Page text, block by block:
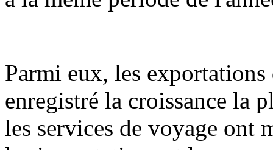
Parmi eux, les
enregistré la croissance la
les services de voyage ont